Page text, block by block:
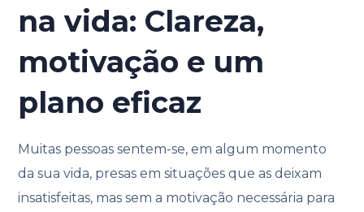
na vida: Clareza,
motivação e um
plano eficaz
Muitas pessoas sentem-se, em algum momento
da sua vida, presas em situações que as deixam
insatisfeitas, mas sem a motivação necessária para